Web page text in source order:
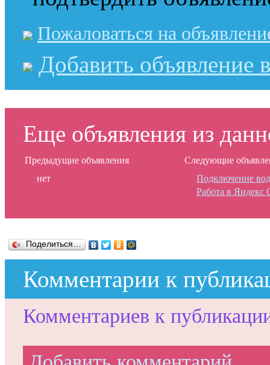
Пожаловаться на
Добавить объявление
Еще объявления из
Предыдущие объявления
нет
Следующие
Подключение
Работа в Яндекс
Поделиться…
Комментарии к
Комментариев к